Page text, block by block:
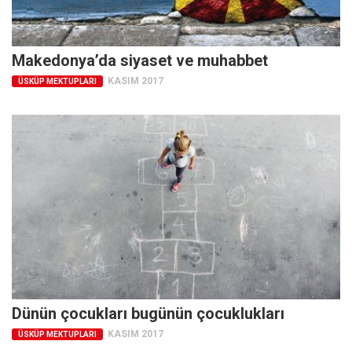
Ekonomi
Spor
Manzara
Gıda-Beslenme
Siyaset
Dünya
Avrupa
Asya
Afrika
İslam Dünyası
Makedonya’da siyaset ve muhabbet
ÜSKÜP MEKTUPLARI KASIM 2017
Dünün çocukları bugünün çocuklukları
ÜSKÜP MEKTUPLARI KASIM 2017